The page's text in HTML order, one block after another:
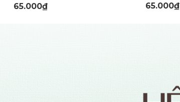
65.000₫
65.000₫